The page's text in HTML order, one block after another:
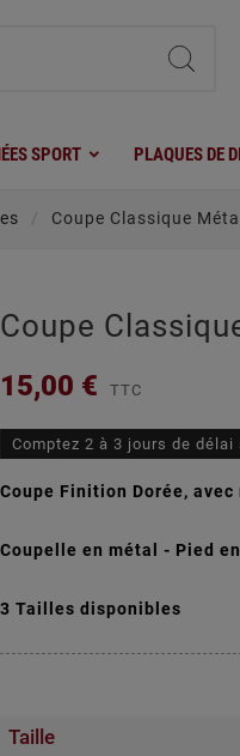
SPORT PLAQUES DE
Coupe Classique
Coupe
15,00 € TTC
Comptez 2 à 3 jours de
Coupe Finition Dorée,
Coupelle en métal - Pied
3 Tailles disponibles
Taille